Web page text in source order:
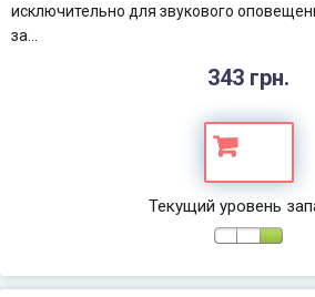
исключительно для звукового
за...
343 грн.
Текущий уровень